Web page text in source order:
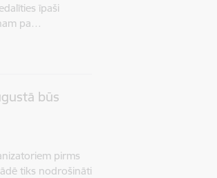
īpaši
pa…
būs
pirms
tiks nodrošināti